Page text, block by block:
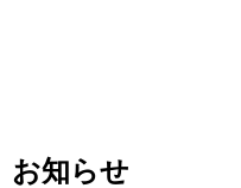
お知らせ